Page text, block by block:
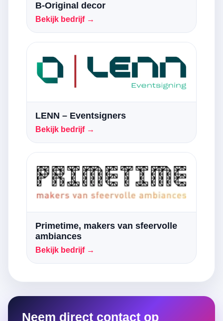
B-Original decor
Bekijk bedrijf →
LENN – Eventsigners
Bekijk bedrijf →
Primetime, makers van sfeervolle
ambiances
Bekijk bedrijf →
Neem direct contact op